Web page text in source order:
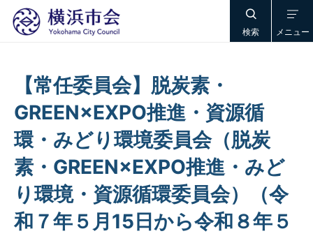
検索 メニュー
【常任委員会】脱炭素・
GREEN×EXPO推進・資源循
環・みどり環境委員会（脱炭
素・GREEN×EXPO推進・みど
り環境・資源循環委員会）（令
和７年５月15日から令和８年５